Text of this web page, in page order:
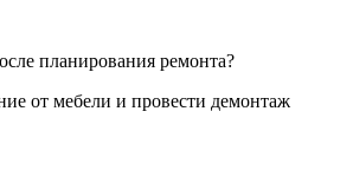
планирования ремонта?
от мебели и провести демонтаж